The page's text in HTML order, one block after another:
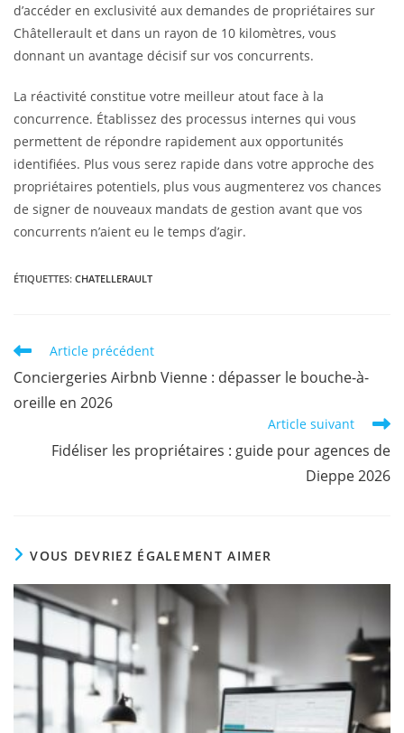
d’accéder en exclusivité aux demandes de propriétaires sur
Châtellerault et dans un rayon de 10 kilomètres, vous
donnant un avantage décisif sur vos concurrents.
La réactivité constitue votre meilleur atout face à la
concurrence. Établissez des processus internes qui vous
permettent de répondre rapidement aux opportunités
identifiées. Plus vous serez rapide dans votre approche des
propriétaires potentiels, plus vous augmenterez vos chances
de signer de nouveaux mandats de gestion avant que vos
concurrents n’aient eu le temps d’agir.
ÉTIQUETTES: CHATELLERAULT
Article précédent
Conciergeries Airbnb Vienne : dépasser le bouche-à-
oreille en 2026
Article suivant
Fidéliser les propriétaires : guide pour agences de
Dieppe 2026
VOUS DEVRIEZ ÉGALEMENT AIMER